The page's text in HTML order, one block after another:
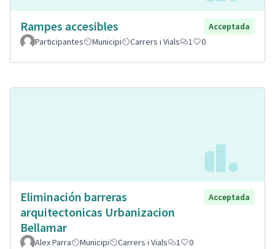
Rampes accesibles
Acceptada
Participantes
Municipi Carrers i Vials 1 0
Eliminación barreras
arquitectonicas Urbanizacion
Bellamar
Acceptada
Alex Parra Municipi Carrers i Vials 1 0